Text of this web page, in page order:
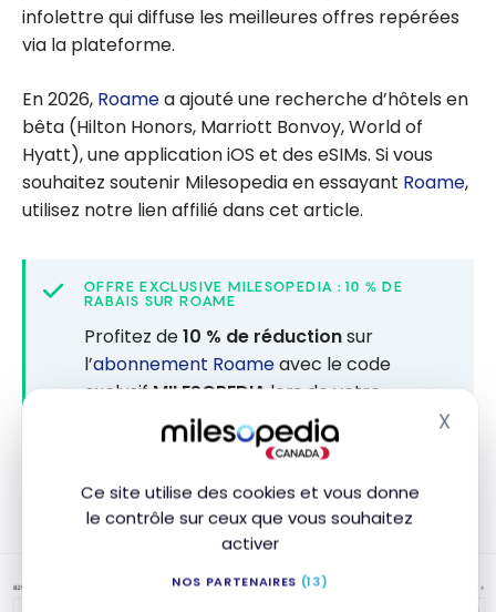
Ce site utilise des cookies et vous donne
le contrôle sur ceux que vous souhaitez
activer
NOS PARTENAIRES (13)
X
infolettre qui diffuse les meilleures offres repérées
via la plateforme.
En 2026, Roamea ajouté une recherche d’hôtels en
bêta (Hilton Honors, Marriott Bonvoy, World of
Hyatt), une application iOS et des eSIMs. Si vous
souhaitez soutenir Milesopedia en essayant Roame,
utilisez notre lien affilié dans cet article.
OFFRE EXCLUSIVE MILESOPEDIA : 10 % DE
RABAIS SUR ROAME
Profitez de10 % de réductionsur
l’abonnement Roameavec le code
exclusifMILESOPEDIAlors de votre
inscription.